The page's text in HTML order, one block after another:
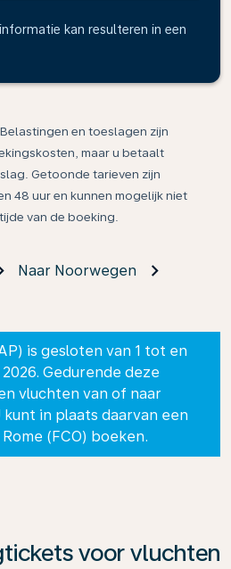
kan resulteren in een
en toeslagen zijn
maar u betaalt
Getoonde tarieven zijn
48 uur en kunnen mogelijk niet
van de boeking.
Naar Noorwegen
is gesloten van 1 tot en
Gedurende deze
vluchten van of naar
kunt in plaats daarvan een
(FCO) boeken.
voor vluchten